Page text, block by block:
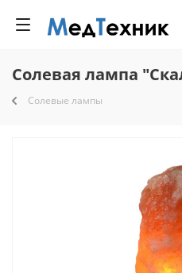
Солевая лампа
Солевые лампы